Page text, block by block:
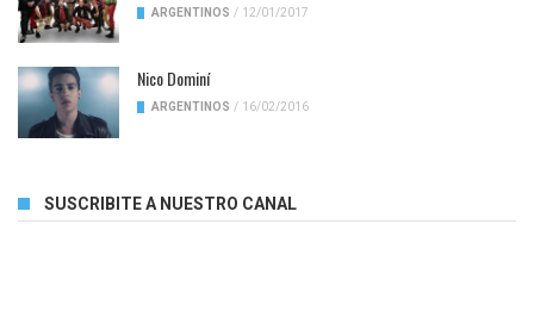
ARGENTINOS / 12/01/2017
Nico Dominí
ARGENTINOS / 16/02/2016
SUSCRIBITE A NUESTRO CANAL